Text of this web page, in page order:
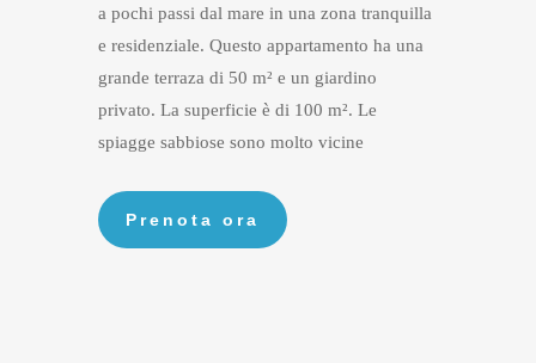
a pochi passi dal mare in una zona tranquilla
e residenziale. Questo appartamento ha una
grande terraza di 50 m² e un giardino
privato. La superficie è di 100 m². Le
spiagge sabbiose sono molto vicine